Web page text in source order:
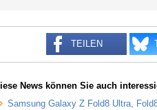
TEILEN
News können Sie auch
Samsung Galaxy Z Fold8 Ultra,